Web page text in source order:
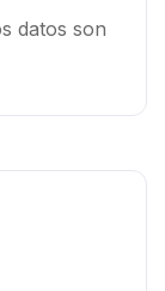
datos son